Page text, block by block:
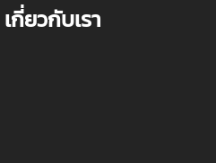
เกี่ยวกับเรา